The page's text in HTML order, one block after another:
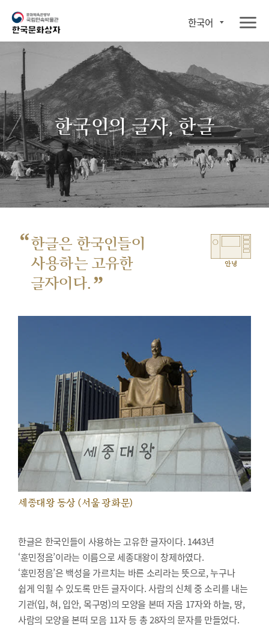
한국어
한국인의 글자, 한글
“한글은 한국인들이
사용하는 고유한
글자이다. ”
안녕
세종대왕 동상 (서울 광화문)
한글은 한국인들이 사용하는 고유한 글자이다. 1443년
‘훈민정음’이라는 이름으로 세종대왕이 창제하였다.
‘훈민정음’은 백성을 가르치는 바른 소리라는 뜻으로, 누구나
쉽게 익힐 수 있도록 만든 글자이다. 사람의 신체 중 소리를 내는
기관(입, 혀, 입안, 목구멍)의 모양을 본떠 자음 17자와 하늘, 땅,
사람의 모양을 본떠 모음 11자 등 총 28자의 문자를 만들었다.